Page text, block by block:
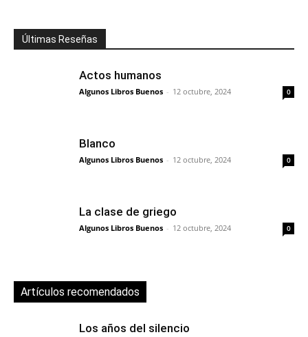
Últimas Reseñas
Actos humanos
Algunos Libros Buenos - 12 octubre, 2024 0
Blanco
Algunos Libros Buenos - 12 octubre, 2024 0
La clase de griego
Algunos Libros Buenos - 12 octubre, 2024 0
Artículos recomendados
Los años del silencio